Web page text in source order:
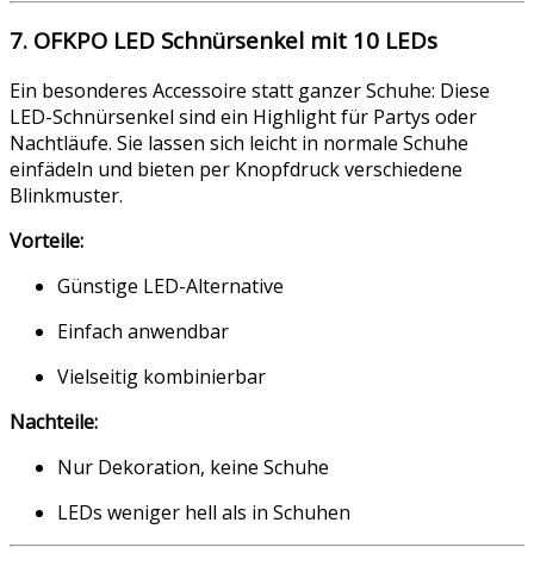
7. OFKPO LED Schnürsenkel mit 10 LEDs
Ein besonderes Accessoire statt ganzer Schuhe: Diese
LED-Schnürsenkel sind ein Highlight für Partys oder
Nachtläufe. Sie lassen sich leicht in normale Schuhe
einfädeln und bieten per Knopfdruck verschiedene
Blinkmuster.
Vorteile:
Günstige LED-Alternative
Einfach anwendbar
Vielseitig kombinierbar
Nachteile:
Nur Dekoration, keine Schuhe
LEDs weniger hell als in Schuhen